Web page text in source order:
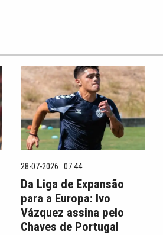
28-07-2026 · 07:44
Da Liga de Expansão
para a Europa: Ivo
Vázquez assina pelo
Chaves de Portugal